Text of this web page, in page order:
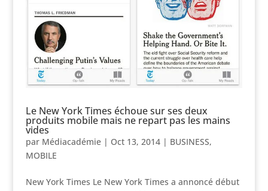
Le New York Times échoue sur ses deux
produits mobile mais ne repart pas les mains
vides
par Médiacadémie| Oct 13, 2014| BUSINESS,
MOBILE
New York Times Le New York Times a annoncé début